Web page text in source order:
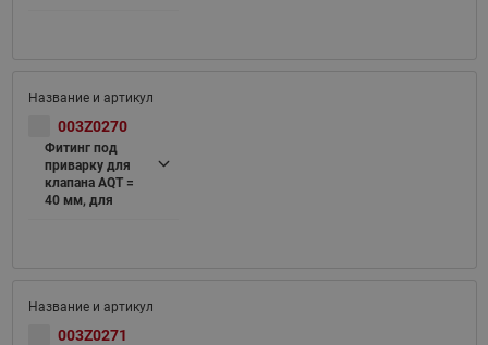
003Z0270
Фитинг под
приварку для
клапана AQT =
40 мм, для
003Z0271